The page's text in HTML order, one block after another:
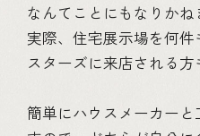
なんてことにもなりかね
実際、住宅展示場を何
スターズに来店される方
簡単にハウスメーカー